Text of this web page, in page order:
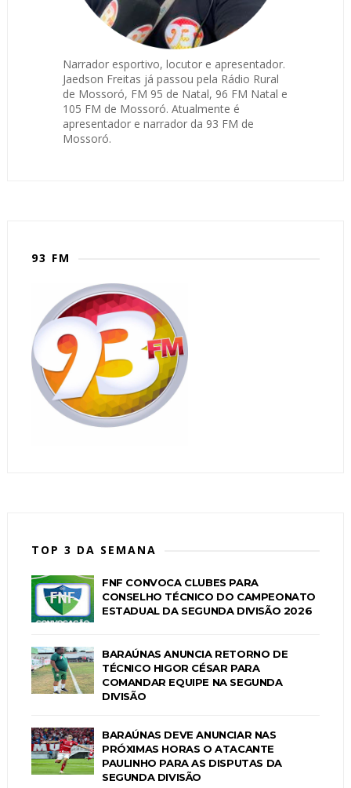
Narrador esportivo, locutor e apresentador.
Jaedson Freitas já passou pela Rádio Rural
de Mossoró, FM 95 de Natal, 96 FM Natal e
105 FM de Mossoró. Atualmente é
apresentador e narrador da 93 FM de
Mossoró.
93 FM
TOP 3 DA SEMANA
FNF CONVOCA CLUBES PARA
CONSELHO TÉCNICO DO CAMPEONATO
ESTADUAL DA SEGUNDA DIVISÃO 2026
BARAÚNAS ANUNCIA RETORNO DE
TÉCNICO HIGOR CÉSAR PARA
COMANDAR EQUIPE NA SEGUNDA
DIVISÃO
BARAÚNAS DEVE ANUNCIAR NAS
PRÓXIMAS HORAS O ATACANTE
PAULINHO PARA AS DISPUTAS DA
SEGUNDA DIVISÃO